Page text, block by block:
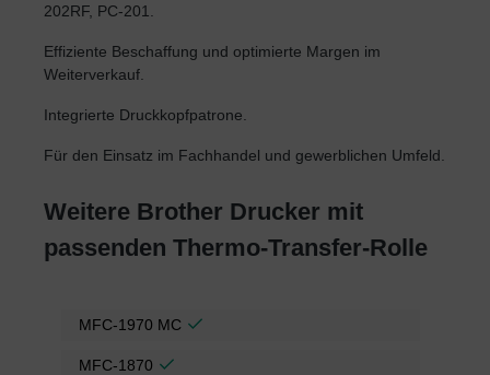
202RF, PC-201.
Effiziente Beschaffung und optimierte Margen im
Weiterverkauf.
Integrierte Druckkopfpatrone.
Für den Einsatz im Fachhandel und gewerblichen Umfeld.
Weitere Brother Drucker mit
passenden Thermo-Transfer-Rolle
MFC-1970 MC
MFC-1870